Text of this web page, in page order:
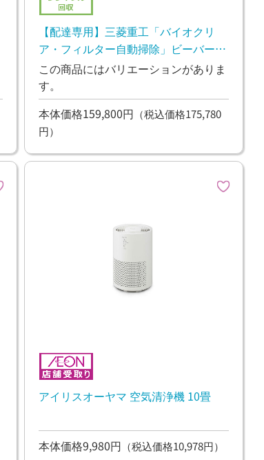
【配達専用】三菱重工「バイオクリ
ア・フィルター自動掃除」ビーバーエ
アコン Rシリーズ 5.6kw
この商品にはバリエーションがありま
す。
本体価格159,800円 （税込価格175,780
円）
アイリスオーヤマ 空気清浄機 10畳
本体価格9,980円 （税込価格10,978円）